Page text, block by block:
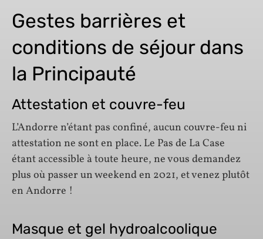
Gestes barrières et
conditions de séjour dans
la Principauté
Attestation et couvre-feu
L’Andorre n’étant pas confiné, aucun couvre-feu ni
attestation ne sont en place. Le Pas de La Case
étant accessible à toute heure, ne vous demandez
plus où passer un weekend en 2021, et venez plutôt
en Andorre !
Masque et gel hydroalcoolique